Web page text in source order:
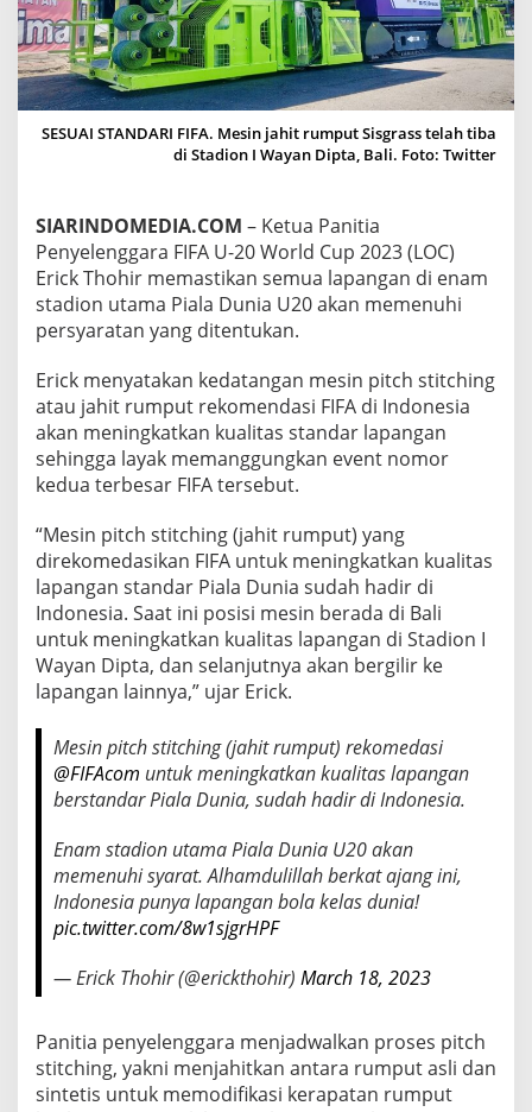
L
I
N
G
G
R
I
S
B
A
6
L
A
A
G
A
N
P
-
2
0
D
I
P
A
S
K
A
N
E
N
U
H
I
T
D
A
R
F
SESUAI STANDARI FIFA. Mesin jahit rumput Sisgrass telah tiba
di Stadion I Wayan Dipta, Bali. Foto: Twitter
SIARINDOMEDIA.COM – Ketua Panitia
Penyelenggara FIFA U-20 World Cup 2023 (LOC)
Erick Thohir memastikan semua lapangan di enam
stadion utama Piala Dunia U20 akan memenuhi
persyaratan yang ditentukan.
Erick menyatakan kedatangan mesin pitch stitching
atau jahit rumput rekomendasi FIFA di Indonesia
akan meningkatkan kualitas standar lapangan
sehingga layak memanggungkan event nomor
kedua terbesar FIFA tersebut.
“Mesin pitch stitching (jahit rumput) yang
direkomedasikan FIFA untuk meningkatkan kualitas
lapangan standar Piala Dunia sudah hadir di
Indonesia. Saat ini posisi mesin berada di Bali
untuk meningkatkan kualitas lapangan di Stadion I
Wayan Dipta, dan selanjutnya akan bergilir ke
lapangan lainnya,” ujar Erick.
Mesin pitch stitching (jahit rumput) rekomedasi
@FIFAcom untuk meningkatkan kualitas lapangan
berstandar Piala Dunia, sudah hadir di Indonesia.
Enam stadion utama Piala Dunia U20 akan
memenuhi syarat. Alhamdulillah berkat ajang ini,
Indonesia punya lapangan bola kelas dunia!
pic.twitter.com/8w1sjgrHPF
— Erick Thohir (@erickthohir) March 18, 2023
Panitia penyelenggara menjadwalkan proses pitch
stitching, yakni menjahitkan antara rumput asli dan
sintetis untuk memodifikasi kerapatan rumput